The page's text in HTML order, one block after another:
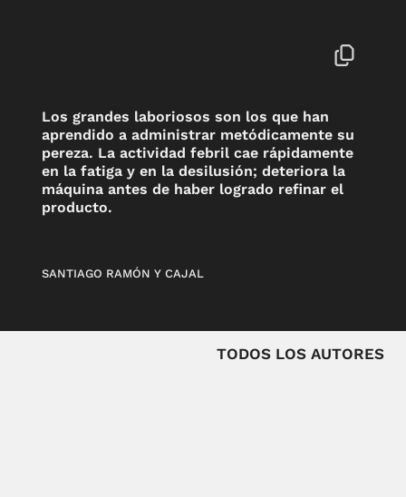
Los grandes laboriosos son los que han
aprendido a administrar metódicamente su
pereza. La actividad febril cae rápidamente
en la fatiga y en la desilusión; deteriora la
máquina antes de haber logrado refinar el
producto.
SANTIAGO RAMÓN Y CAJAL
TODOS LOS AUTORES